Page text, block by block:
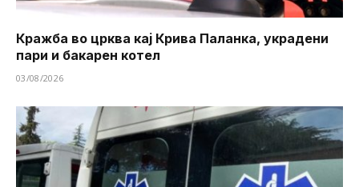
Кражба во црква кај Крива Паланка, украдени
пари и бакарен котел
03/08/2026